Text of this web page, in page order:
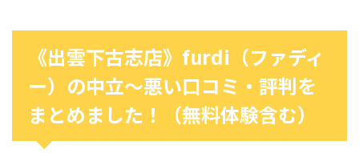
《出雲下古志店》furdi（ファディ
ー）の中立〜悪い口コミ・評判を
まとめました！（無料体験含む）